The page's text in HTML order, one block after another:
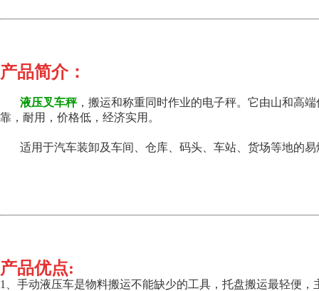
产品简介：
液压叉车秤，搬运和称重同时作业的电子秤。它由山和高
靠，耐用，价格低，经济实用。
适用于汽车装卸及车间、仓库、码头、车站、货场等地的易
产品优点:
1、手动液压车是物料搬运不能缺少的工具，托盘搬运最轻便